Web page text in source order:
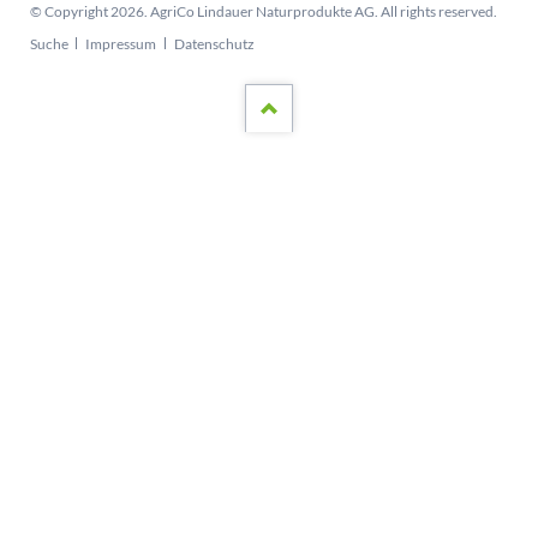
© Copyright 2026. AgriCo Lindauer Naturprodukte AG. All rights reserved.
Navigation
Suche Impressum Datenschutz